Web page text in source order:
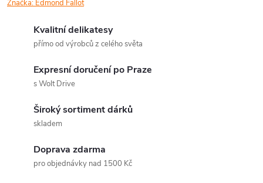
Značka: Edmond Fallot
Kvalitní delikatesy
přímo od výrobců z celého světa
Expresní doručení po Praze
s Wolt Drive
Široký sortiment dárků
skladem
Doprava zdarma
pro objednávky nad 1500 Kč